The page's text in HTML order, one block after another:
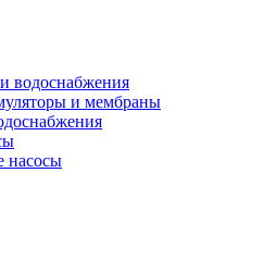
водоснабжения
и мембраны
насосы